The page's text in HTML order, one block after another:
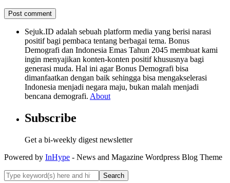
Sejuk.ID adalah sebuah platform media yang berisi narasi
positif bagi pembaca tentang berbagai tema. Bonus
Demografi dan Indonesia Emas Tahun 2045 membuat kami
ingin menyajikan konten-konten positif khususnya bagi
generasi muda. Hal ini agar Bonus Demografi bisa
dimanfaatkan dengan baik sehingga bisa mengakselerasi
Indonesia menjadi negara maju, bukan malah menjadi
bencana demografi. About
Subscribe
Get a bi-weekly digest newsletter
Powered by InHype - News and Magazine Wordpress Blog Theme